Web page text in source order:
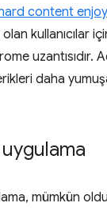
content
kullanıcılar
uzantısıdır.
daha
mümkün